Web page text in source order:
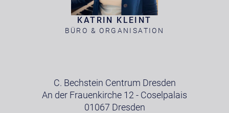
KATRIN KLEINT
BÜRO & ORGANISATION
C. Bechstein Centrum Dresden
An der Frauenkirche 12 - Coselpalais
01067 Dresden